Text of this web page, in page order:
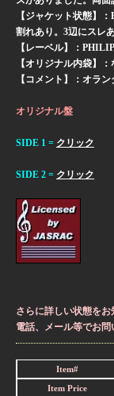
【ジャケット状態】
割れあり。3辺にスレ
【レーベル】：
【オリジナル内袋】：
【コメント】：オラン
オリジナル盤
SIDE 1 = クリック
SIDE 2 = クリック
さらに詳しい状態をお
電話、メール等でお問
Item#
Item Price